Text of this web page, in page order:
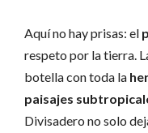
Aquí no hay prisas: el
respeto por la tierra.
botella con toda la
paisajes
Divisadero no solo